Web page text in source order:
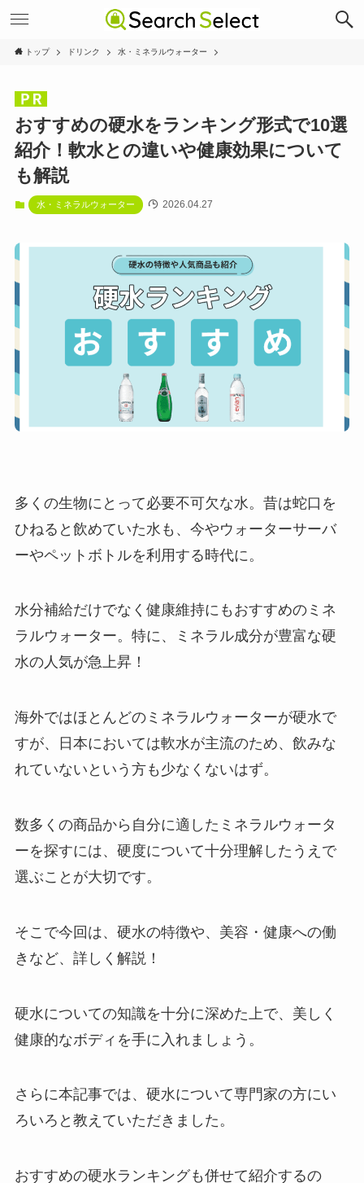
トップ ドリンク 水・ミネラルウォーター
おすすめの硬水をランキング形式で10選
紹介！軟水との違いや健康効果について
も解説
水・ミネラルウォーター 2026.04.27
多くの生物にとって必要不可欠な水。昔は蛇口を
ひねると飲めていた水も、今やウォーターサーバ
ーやペットボトルを利用する時代に。
水分補給だけでなく健康維持にもおすすめのミネ
ラルウォーター。特に、ミネラル成分が豊富な硬
水の人気が急上昇！
海外ではほとんどのミネラルウォーターが硬水で
すが、日本においては軟水が主流のため、飲みな
れていないという方も少なくないはず。
数多くの商品から自分に適したミネラルウォータ
ーを探すには、硬度について十分理解したうえで
選ぶことが大切です。
そこで今回は、硬水の特徴や、美容・健康への働
きなど、詳しく解説！
硬水についての知識を十分に深めた上で、美しく
健康的なボディを手に入れましょう。
さらに本記事では、硬水について専門家の方にい
ろいろと教えていただきました。
おすすめの硬水ランキングも併せて紹介するの